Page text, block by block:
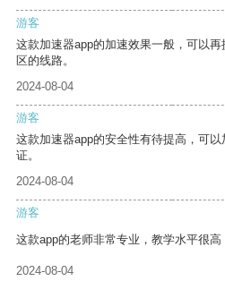
游客
这款加速器app的加速效果一般，可以
区的线路。
2024-08-04
游客
这款加速器app的安全性有待提高，可
证。
2024-08-04
游客
这款app的老师非常专业，教学水平很高
2024-08-04